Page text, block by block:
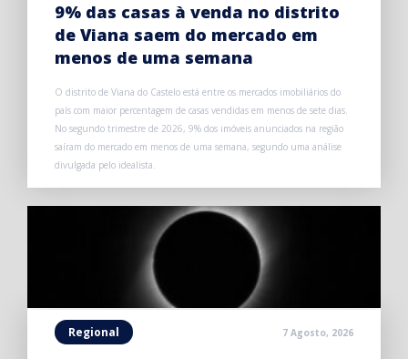
9% das casas à venda no distrito
de Viana saem do mercado em
menos de uma semana
O distrito de Viana do Castelo está entre os mercados imobiliários do
país com maior percentagem de casas vendidas em menos de sete dias.
No segundo trimestre de 2026, 9% dos imóveis anunciados na região
saíram do mercado em menos de uma semana, segundo uma análise
divulgada pelo idealista.
Regional 7 Agosto, 2026